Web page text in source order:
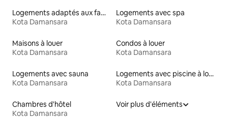
Logements adaptés aux familles à louer
Kota Damansara
Logements avec spa
Kota Damansara
Maisons à louer
Kota Damansara
Condos à louer
Kota Damansara
Logements avec sauna
Kota Damansara
Logements avec piscine à louer
Kota Damansara
Chambres d'hôtel
Kota Damansara
Voir plus d'éléments